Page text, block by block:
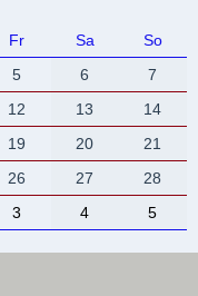
Fr Sa
So
5 6
7
12 13
14
19 20
21
26 27
28
3 4 5